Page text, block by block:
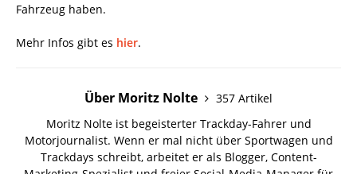
Fahrzeug haben.
Mehr Infos gibt es hier.
Über Moritz Nolte
357 Artikel
Moritz Nolte ist begeisterter Trackday-Fahrer und
Motorjournalist. Wenn er mal nicht über Sportwagen und
Trackdays schreibt, arbeitet er als Blogger, Content-